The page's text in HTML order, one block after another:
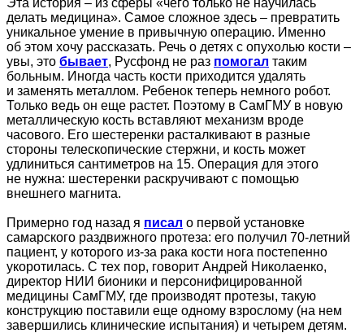
делать медицина». Самое сложное здесь – превратить
уникальное умение в привычную операцию. Именно
об этом хочу рассказать. Речь о детях с опухолью кости –
увы, это бывает, Русфонд не раз помогал таким
больным. Иногда часть кости приходится удалять
и заменять металлом. Ребенок теперь немного робот.
Только ведь он еще растет. Поэтому в СамГМУ в новую
металлическую кость вставляют механизм вроде
часового. Его шестеренки расталкивают в разные
стороны телескопические стержни, и кость может
удлиниться сантиметров на 15. Операция для этого
не нужна: шестеренки раскручивают с помощью
внешнего магнита.
Примерно год назад я писал о первой установке
самарского раздвижного протеза: его получил 70-летний
пациент, у которого из-за рака кости нога постепенно
укоротилась. С тех пор, говорит Андрей Николаенко,
директор НИИ бионики и персонифицированной
медицины СамГМУ, где производят протезы, такую
конструкцию поставили еще одному взрослому (на нем
завершились клинические испытания) и четырем детям.